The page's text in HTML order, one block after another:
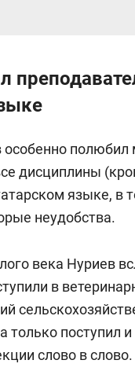
особенно
дисциплины
языке, в
неудобства.
века Нуриев
в
только поступил
слово в